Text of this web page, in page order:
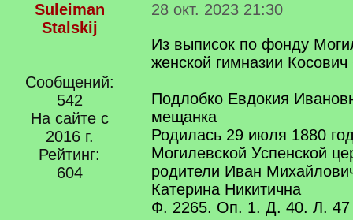
Suleiman
Stalskij
Сообщений:
542
На сайте с
2016 г.
Рейтинг:
604
28 окт. 2023 21:30
Из выписок по фонду
женской гимназии
Подлобко Евдокия
мещанка
Родилась 29 июля 1880
Могилевской Успенской
родители Иван
Катерина Никитична
Ф. 2265. Оп. 1. Д. 40. Л.